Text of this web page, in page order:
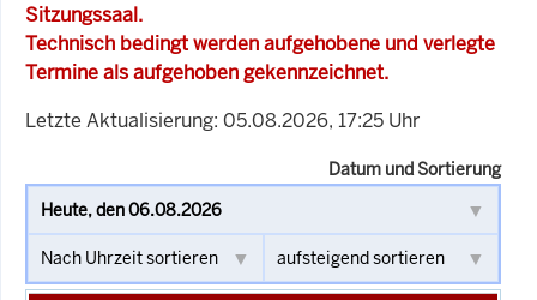
Sitzungssaal.
Technisch bedingt werden aufgehobene und verlegte
Termine als aufgehoben gekennzeichnet.
Letzte Aktualisierung: 05.08.2026, 17:25 Uhr
Datum und Sortierung